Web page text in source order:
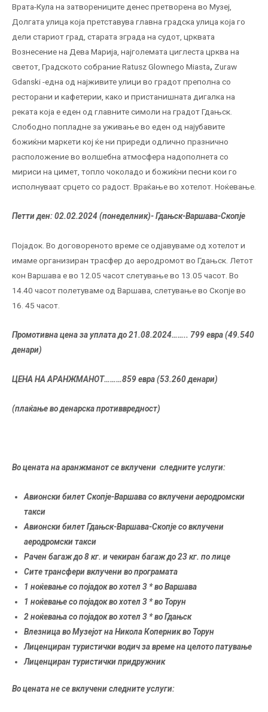
Врата-Кула на затворениците денес претворена во Музеј,
Долгата улица која претставува главна градска улица која го
дели стариот град, старата зграда на судот, црквата
Вознесение на Дева Марија, најголемата циглеста црква на
светот, Градското собрание Ratusz Glownego Miasta, Zuraw
Gdanski -една од најживите улици во градот преполна со
ресторани и кафетерии, како и пристанишната дигалка на
реката која е еден од главните симоли на градот Гдањск.
Слободно попладне за уживање во еден од најубавите
божиќни маркети кој ќе ни приреди одлично празнично
расположение во волшебна атмосфера надополнета со
мириси на цимет, топло чоколадо и божиќни песни кои го
исполнуваат срцето со радост. Враќање во хотелот. Ноќевање.
Петти ден: 02.02.2024 (понеделник)-Гдањск-Варшава-Скопје
Појадок. Во договореното време се одјавуваме од хотелот и
имаме организиран трасфер до аеродромот во Гдањск. Летот
кон Варшава е во 12.05 часот слетување во 13.05 часот. Во
14.40 часот полетуваме од Варшава, слетување во Скопје во
16. 45 часот.
Промотивна цена за уплата до 21.08.2024…….. 799 евра(49.540
денари)
ЦЕНА НА АРАНЖМАНОТ………859евра (53.260 денари)
(плаќање во денарска противвредност)
Во цената на аранжманот се вклучени следните услуги:
Авионски билет Скопје-Варшава со вклучени аеродромски
такси
Авионски билет Гдањск-Варшава-Скопје со вклучени
аеродромски такси
Рачен багаж до 8 кг. и чекиран багаж до 23 кг. по лице
Сите трансфери вклучени во програмата
1 ноќевање со појадок во хотел 3 * во Варшава
1 ноќевање со појадок во хотел 3 * во Торун
2 ноќевања со појадок во хотел 3 * во Гдањск
Влезница во Музејот на Никола Коперник во Торун
Лиценциран туристички водич за време на целото патување
Лиценциран туристички придружник
Во цената не се вклучени следните услуги: